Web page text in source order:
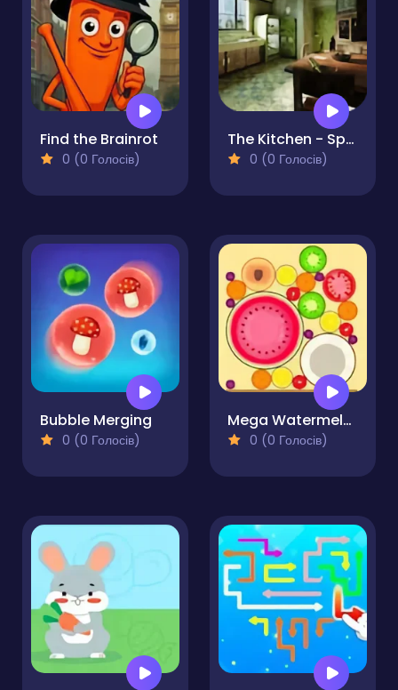
Find the Brainrot
0 (0 Голосів)
The Kitchen - Spot the differences
0 (0 Голосів)
Bubble Merging
0 (0 Голосів)
Mega Watermelon Merge
0 (0 Голосів)